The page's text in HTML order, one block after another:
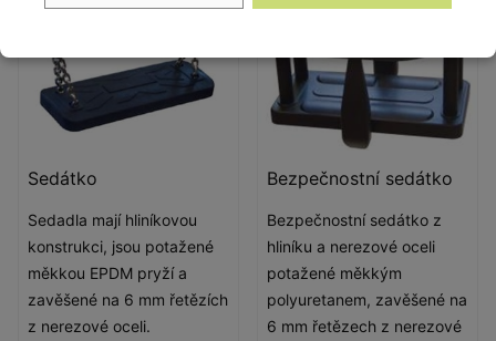
Sedátko
Sedadla mají hliníkovou
konstrukci, jsou potažené
měkkou EPDM pryží a
zavěšené na 6 mm řetězích
z nerezové oceli.
Bezpečnostní sedátko
Bezpečnostní sedátko z
hliníku a nerezové oceli
potažené měkkým
polyuretanem, zavěšené na
6 mm řetězech z nerezové